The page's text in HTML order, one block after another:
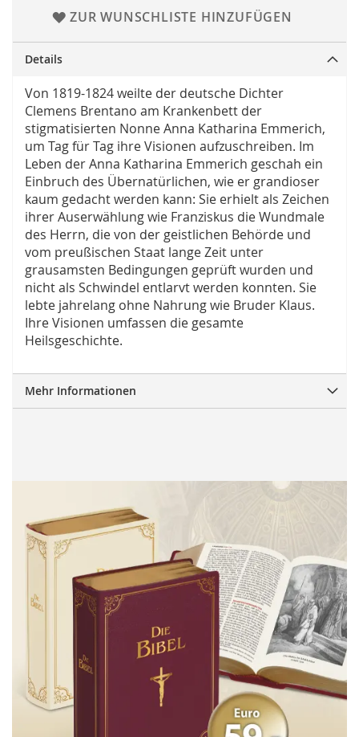
ZUR WUNSCHLISTE HINZUFÜGEN
Details
Von 1819-1824 weilte der deutsche Dichter
Clemens Brentano am Krankenbett der
stigmatisierten Nonne Anna Katharina Emmerich,
um Tag für Tag ihre Visionen aufzuschreiben. Im
Leben der Anna Katharina Emmerich geschah ein
Einbruch des Übernatürlichen, wie er grandioser
kaum gedacht werden kann: Sie erhielt als Zeichen
ihrer Auserwählung wie Franziskus die Wundmale
des Herrn, die von der geistlichen Behörde und
vom preußischen Staat lange Zeit unter
grausamsten Bedingungen geprüft wurden und
nicht als Schwindel entlarvt werden konnten. Sie
lebte jahrelang ohne Nahrung wie Bruder Klaus.
Ihre Visionen umfassen die gesamte
Heilsgeschichte.
Mehr Informationen